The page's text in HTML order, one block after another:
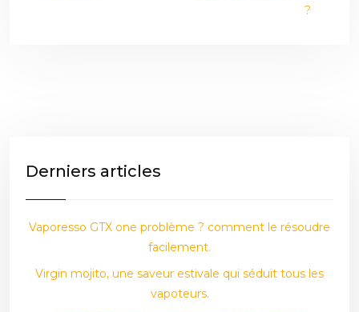
?
Derniers articles
Vaporesso GTX one problème ? comment le résoudre
facilement.
Virgin mojito, une saveur estivale qui séduit tous les
vapoteurs.